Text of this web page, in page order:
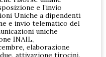
e l’invio
Uniche a dipendenti
e invio telematico del
uniche
INAIL,
elaborazione
attivazione tirocini,